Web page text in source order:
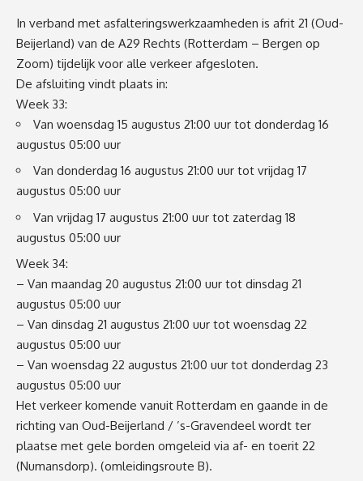
In verband met asfalteringswerkzaamheden is afrit 21 (Oud-
Beijerland) van de A29 Rechts (Rotterdam – Bergen op
Zoom) tijdelijk voor alle verkeer afgesloten.
De afsluiting vindt plaats in:
Week 33:
Van woensdag 15 augustus 21:00 uur tot donderdag 16
augustus 05:00 uur
Van donderdag 16 augustus 21:00 uur tot vrijdag 17
augustus 05:00 uur
Van vrijdag 17 augustus 21:00 uur tot zaterdag 18
augustus 05:00 uur
Week 34:
– Van maandag 20 augustus 21:00 uur tot dinsdag 21
augustus 05:00 uur
– Van dinsdag 21 augustus 21:00 uur tot woensdag 22
augustus 05:00 uur
– Van woensdag 22 augustus 21:00 uur tot donderdag 23
augustus 05:00 uur
Het verkeer komende vanuit Rotterdam en gaande in de
richting van Oud-Beijerland / ’s-Gravendeel wordt ter
plaatse met gele borden omgeleid via af- en toerit 22
(Numansdorp). (omleidingsroute B).